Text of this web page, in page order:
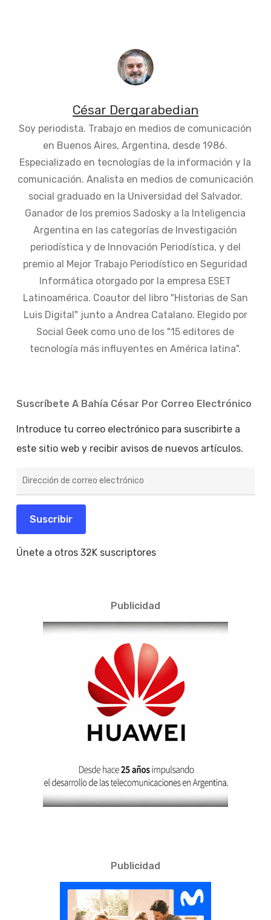
César Dergarabedian
Soy periodista. Trabajo en medios de comunicación
en Buenos Aires, Argentina, desde 1986.
Especializado en tecnologías de la información y la
comunicación. Analista en medios de comunicación
social graduado en la Universidad del Salvador.
Ganador de los premios Sadosky a la Inteligencia
Argentina en las categorías de Investigación
periodística y de Innovación Periodística, y del
premio al Mejor Trabajo Periodístico en Seguridad
Informática otorgado por la empresa ESET
Latinoamérica. Coautor del libro "Historias de San
Luis Digital" junto a Andrea Catalano. Elegido por
Social Geek como uno de los "15 editores de
tecnología más influyentes en América latina".
Suscríbete A Bahía César Por Correo Electrónico
Introduce tu correo electrónico para suscribirte a
este sitio web y recibir avisos de nuevos artículos.
de
electrónico
Suscribir
Únete a otros 32K suscriptores
Publicidad
Publicidad